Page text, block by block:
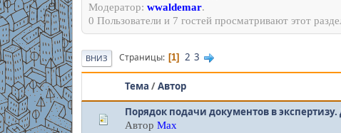
Модератор: wwaldemar.
0 Пользователи и 7 гостей просматривают этот
ВНИЗ Страницы 1 2 3
Тема /Автор
Порядок подачи документов в
Автор Max